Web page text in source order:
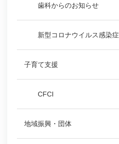
歯科からのお知らせ
新型コロナウイルス感染症
子育て支援
CFCI
地域振興・団体